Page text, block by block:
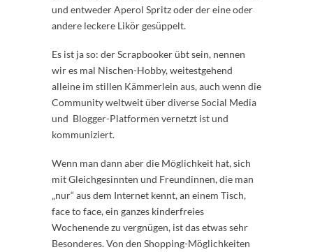
und entweder Aperol Spritz oder der eine oder
andere leckere Likör gesüppelt.
Es ist ja so: der Scrapbooker übt sein, nennen
wir es mal Nischen-Hobby, weitestgehend
alleine im stillen Kämmerlein aus, auch wenn die
Community weltweit über diverse Social Media
und Blogger-Platformen vernetzt ist und
kommuniziert.
Wenn man dann aber die Möglichkeit hat, sich
mit Gleichgesinnten und Freundinnen, die man
„nur“ aus dem Internet kennt, an einem Tisch,
face to face, ein ganzes kinderfreies
Wochenende zu vergnügen, ist das etwas sehr
Besonderes. Von den Shopping-Möglichkeiten